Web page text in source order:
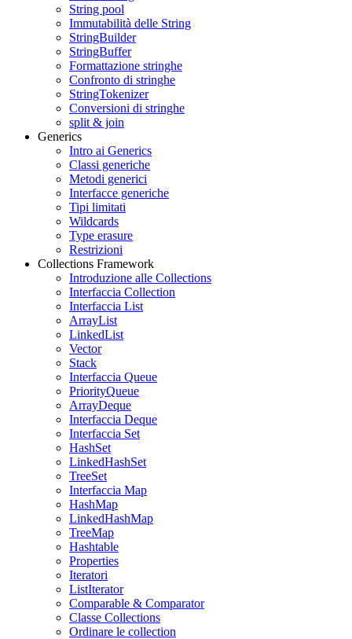
String pool
Immutabilità delle String
StringBuilder
StringBuffer
Formattazione stringhe
Confronto di stringhe
StringTokenizer
Conversioni di stringhe
split & join
Generics
Intro ai Generics
Classi generiche
Metodi generici
Interfacce generiche
Tipi limitati
Wildcards
Type erasure
Restrizioni
Collections Framework
Introduzione alle Collections
Interfaccia Collection
Interfaccia List
ArrayList
LinkedList
Vector
Stack
Interfaccia Queue
PriorityQueue
ArrayDeque
Interfaccia Deque
Interfaccia Set
HashSet
LinkedHashSet
TreeSet
Interfaccia Map
HashMap
LinkedHashMap
TreeMap
Hashtable
Properties
Iteratori
ListIterator
Comparable & Comparator
Classe Collections
Ordinare le collection